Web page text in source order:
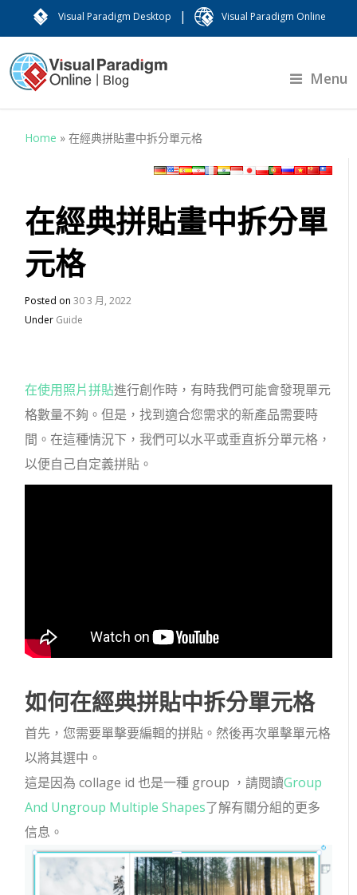
Visual Paradigm Desktop | Visual Paradigm Online
Menu
Home »在經典拼貼畫中拆分單元格
在經典拼貼畫中拆分單
元格
Posted on30 3 月, 2022
Under Guide
在使用照片拼貼進行創作時 ，有時我們可能會發現單元
格數量不夠。但是，找到適合您需求的新產品需要時
間。在這種情況下，我們可以水平或垂直拆分單元格，
以便自己自定義拼貼。
如何在經典拼貼中拆分單元格
首先，您需要單擊要編輯的拼貼。然後再次單擊單元格
以將其選中。
這是因為 collage id 也是一種 group ，請閱讀Group
And Ungroup Multiple Shapes了解有關分組的更多
信息。